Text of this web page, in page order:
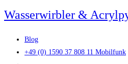
Zum
Inhalt
springen
Wasserwirbler &
Blog
+49 (0) 1590 37 808 11 Mobilfunk